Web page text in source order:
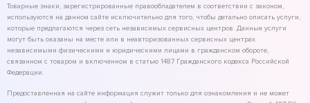
Товарные знаки, зарегистрированные правообладателем в соответствии с законом,
используются на данном сайте исключительно для того, чтобы детально описать услуги,
которые предлагаются через сеть независимых сервисных центров. Данные услуги
могут быть оказаны на месте или в неавторизованных сервисных центрах
независимыми физическими и юридическими лицами в гражданском обороте,
связанном с товаром и включенном в статью 1487 Гражданского кодекса Российской
Федерации.
Предоставленная на сайте информация служит только для ознакомления и не может